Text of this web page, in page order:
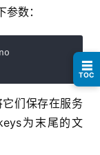
数：
们保存在服务
为末尾的文
☰
TOC